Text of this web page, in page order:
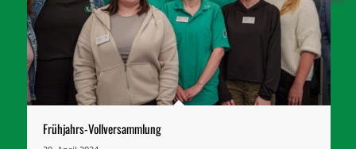
Frühjahrs-Vollversammlung